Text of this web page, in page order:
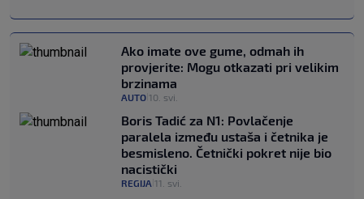
Ako imate ove gume, odmah ih
provjerite: Mogu otkazati pri velikim
brzinama
AUTO 10. svi.
Boris Tadić za N1: Povlačenje
paralela između ustaša i četnika je
besmisleno. Četnički pokret nije bio
nacistički
REGIJA 11. svi.